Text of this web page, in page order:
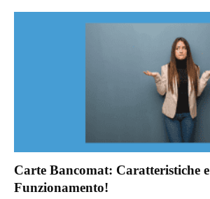
Carte Bancomat: Caratteristiche e
Funzionamento!